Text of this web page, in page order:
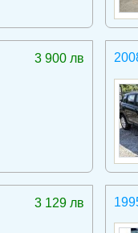
3 900 лв
3 129 лв